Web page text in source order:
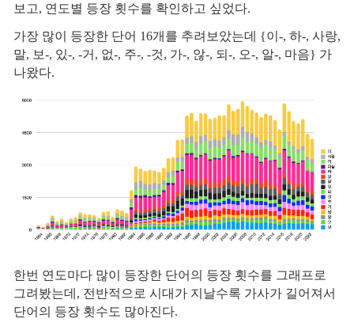
보고, 연도별 등장 횟수를 확인하고 싶었다.
가장 많이 등장한 단어 16개를 추려보았는데 {이-, 하-, 사랑,
말, 보-, 있-, -거, 없-, 주-, -것, 가-, 않-, 되-, 오-, 알-, 마음} 가
나왔다.
한번 연도마다 많이 등장한 단어의 등장 횟수를 그래프로
그려봤는데, 전반적으로 시대가 지날수록 가사가 길어져서
단어의 등장 횟수도 많아진다.